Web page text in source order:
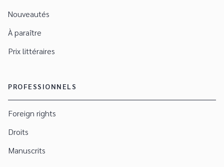
Nouveautés
À paraître
Prix littéraires
PROFESSIONNELS
Foreign rights
Droits
Manuscrits